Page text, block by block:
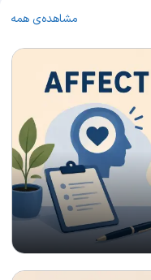
مشاهده‌ی همه